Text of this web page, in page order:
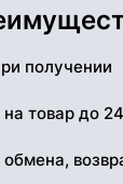
получении
на товар до
обмена,